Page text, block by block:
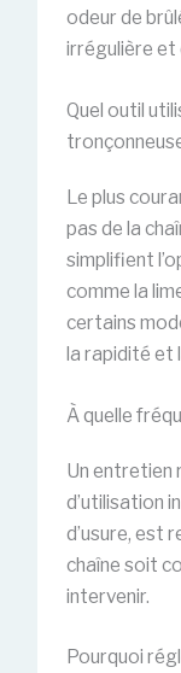
odeur de
irrégulière et
Quel outil
Le plus
pas de la
simplifient
comme la
certains
la rapidité et
À quelle
Un entretien
d’utilisation
d’usure, est
chaîne soit
intervenir.
Pourquoi